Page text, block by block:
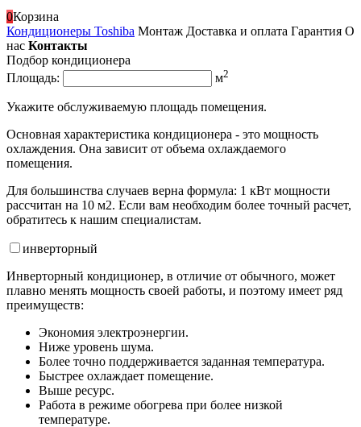
0Корзина
Кондиционеры Toshiba Монтаж Доставка и оплата Гарантия О
нас Контакты
Подбор кондиционера
Площадь:
м2
Укажите обслуживаемую площадь помещения.
Основная характеристика кондиционера - это мощность
охлаждения. Она зависит от объема охлаждаемого
помещения.
Для большинства случаев верна формула: 1 кВт мощности
рассчитан на 10 м2. Если вам необходим более точный расчет,
обратитесь к нашим специалистам.
инверторный
Инверторный кондиционер, в отличие от обычного, может
плавно менять мощность своей работы, и поэтому имеет ряд
преимуществ:
Экономия электроэнергии.
Ниже уровень шума.
Более точно поддерживается заданная температура.
Быстрее охлаждает помещение.
Выше ресурс.
Работа в режиме обогрева при более низкой
температуре.